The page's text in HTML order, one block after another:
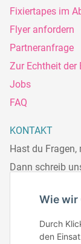
Wie wir
Durch
den
Fixiertapes im
Flyer anfordern
Partneranfrage
Zur Echtheit der
Jobs
FAQ
KONTAKT
Hast du
Dann schreib
Telefonisch
Telefonnr.: